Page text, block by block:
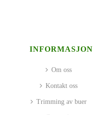
INFORMASJON
Om oss
Kontakt oss
Trimming av buer